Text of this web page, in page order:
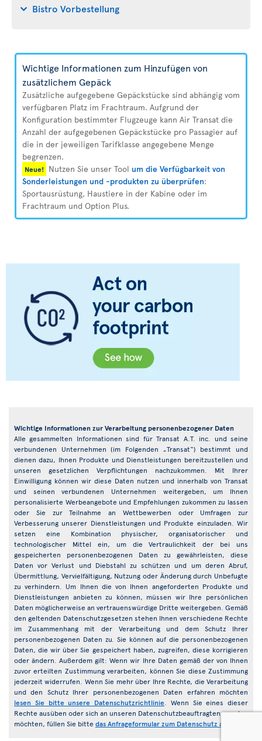
Bistro Vorbestellung
Wichtige Informationen zum Hinzufügen von
zusätzlichem Gepäck
Zusätzliche aufgegebene Gepäckstücke sind abhängig vom
verfügbaren Platz im Frachtraum. Aufgrund der
Konfiguration bestimmter Flugzeuge kann Air Transat die
Anzahl der aufgegebenen Gepäckstücke pro Passagier auf
die in der jeweiligen Tarifklasse angegebene Menge
begrenzen.
Neue! Nutzen Sie unser Tool um die Verfügbarkeit von
Sonderleistungen und -produkten zu überprüfen:
Sportausrüstung, Haustiere in der Kabine oder im
Frachtraum und Option Plus.
Wichtige Informationen zur Verarbeitung personenbezogener Daten
Alle gesammelten Informationen sind für Transat A.T. inc. und seine
verbundenen Unternehmen (im Folgenden „Transat“) bestimmt und
dienen dazu, Ihnen Produkte und Dienstleistungen bereitzustellen und
unseren gesetzlichen Verpflichtungen nachzukommen. Mit Ihrer
Einwilligung können wir diese Daten nutzen und innerhalb von Transat
und seinen verbundenen Unternehmen weitergeben, um Ihnen
personalisierte Werbeangebote und Empfehlungen zukommen zu lassen
oder Sie zur Teilnahme an Wettbewerben oder Umfragen zur
Verbesserung unserer Dienstleistungen und Produkte einzuladen. Wir
setzen eine Kombination physischer, organisatorischer und
technologischer Mittel ein, um die Vertraulichkeit der bei uns
gespeicherten personenbezogenen Daten zu gewährleisten, diese
Daten vor Verlust und Diebstahl zu schützen und um deren Abruf,
Übermittlung, Vervielfältigung, Nutzung oder Änderung durch Unbefugte
zu verhindern. Um Ihnen die von Ihnen angeforderten Produkte und
Dienstleistungen anbieten zu können, müssen wir Ihre persönlichen
Daten möglicherweise an vertrauenswürdige Dritte weitergeben. Gemäß
den geltenden Datenschutzgesetzen stehen Ihnen verschiedene Rechte
im Zusammenhang mit der Verarbeitung und dem Schutz Ihrer
personenbezogenen Daten zu. Sie können auf die personenbezogenen
Daten, die wir über Sie gespeichert haben, zugreifen, diese korrigieren
oder ändern. Außerdem gilt: Wenn wir Ihre Daten gemäß der von Ihnen
zuvor erteilten Zustimmung verarbeiten, können Sie diese Zustimmung
jederzeit widerrufen. Wenn Sie mehr über Ihre Rechte, die Verarbeitung
und den Schutz Ihrer personenbezogenen Daten erfahren möchten
lesen Sie bitte unsere Datenschutzrichtlinie . Wenn Sie eines dieser
Rechte ausüben oder sich an unseren Datenschutzbeauftragten wenden
möchten, füllen Sie bitte das Anfrageformular zum Datenschutz aus